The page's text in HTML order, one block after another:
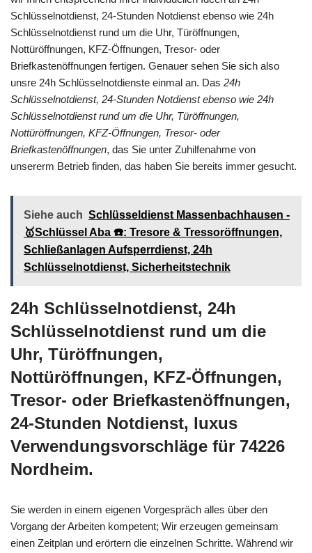
Schlüsselnotdienst, 24-Stunden Notdienst ebenso wie 24h
Schlüsselnotdienst rund um die Uhr, Türöffnungen,
Nottüröffnungen, KFZ-Öffnungen, Tresor- oder
Briefkastenöffnungen fertigen. Genauer sehen Sie sich also
unsre 24h Schlüsselnotdienste einmal an. Das 24h
Schlüsselnotdienst, 24-Stunden Notdienst ebenso wie 24h
Schlüsselnotdienst rund um die Uhr, Türöffnungen,
Nottüröffnungen, KFZ-Öffnungen, Tresor- oder
Briefkastenöffnungen, das Sie unter Zuhilfenahme von
unsererm Betrieb finden, das haben Sie bereits immer gesucht.
Siehe auch Schlüsseldienst Massenbachhausen -
🥇Schlüssel Aba ☎️: Tresore & Tressoröffnungen,
Schließanlagen Aufsperrdienst, 24h
Schlüsselnotdienst, Sicherheitstechnik
24h Schlüsselnotdienst, 24h
Schlüsselnotdienst rund um die
Uhr, Türöffnungen,
Nottüröffnungen, KFZ-Öffnungen,
Tresor- oder Briefkastenöffnungen,
24-Stunden Notdienst, luxus
Verwendungsvorschläge für 74226
Nordheim.
Sie werden in einem eigenen Vorgespräch alles über den
Vorgang der Arbeiten kompetent; Wir erzeugen gemeinsam
einen Zeitplan und erörtern die einzelnen Schritte. Während wir